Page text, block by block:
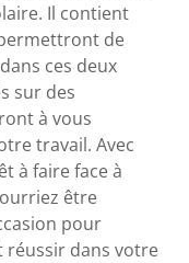
Il contient
de
ces deux
sur des
à vous
travail. Avec
à faire face à
être
pour
réussir dans votre